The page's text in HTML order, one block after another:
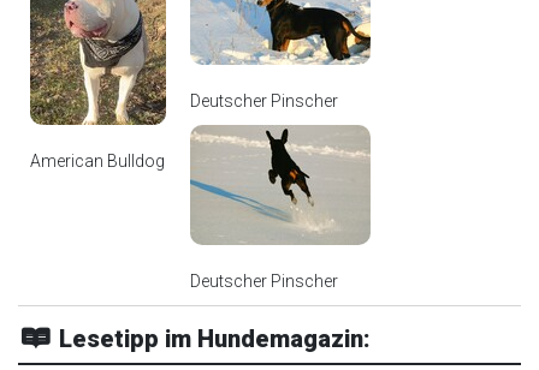
American Bulldog
Deutscher Pinscher
Deutscher Pinscher
Lesetipp im Hundemagazin: